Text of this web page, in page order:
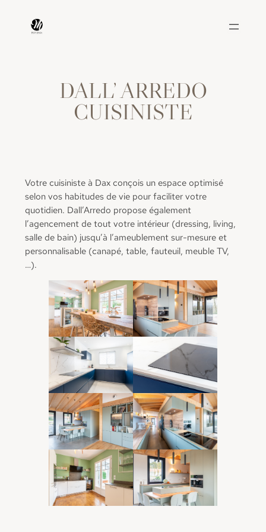
DALL’ ARREDO
CUISINISTE
Votre cuisiniste à Dax conçois un espace optimisé
selon vos habitudes de vie pour faciliter votre
quotidien. Dall’Arredo propose également
l’agencement de tout votre intérieur (dressing, living,
salle de bain) jusqu’à l’ameublement sur-mesure et
personnalisable (canapé, table, fauteuil, meuble TV,
…).